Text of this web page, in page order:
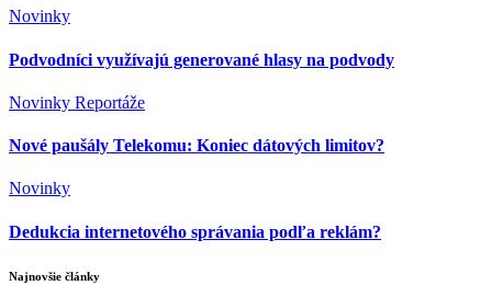
Novinky
Podvodníci využívajú generované hlasy na podvody
Novinky Reportáže
Nové paušály Telekomu: Koniec dátových limitov?
Novinky
Dedukcia internetového správania podľa reklám?
Najnovšie články